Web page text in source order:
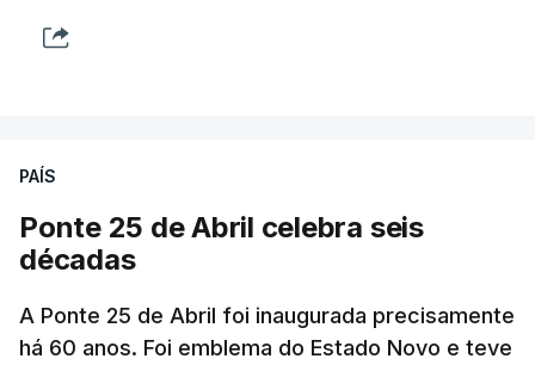
PAÍS
Ponte 25 de Abril celebra seis
décadas
A Ponte 25 de Abril foi inaugurada precisamente
há 60 anos. Foi emblema do Estado Novo e teve